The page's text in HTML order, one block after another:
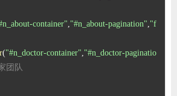
container" "#n_about-pagination" "f
("#n_doctor-container" "#n_doctor-paginatio
团队